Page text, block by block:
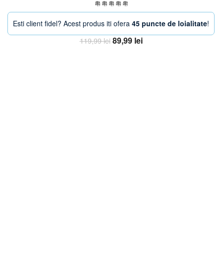
Esti client fidel? Acest produs iti ofera 45 puncte de loialitate!
119,99lei Prețul
89,99 leiPrețul